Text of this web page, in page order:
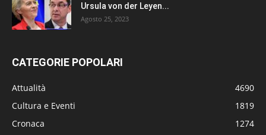
Ursula von der Leyen...
Agosto 25, 2023
CATEGORIE POPOLARI
Attualità
4690
Cultura e Eventi
1819
Cronaca
1274